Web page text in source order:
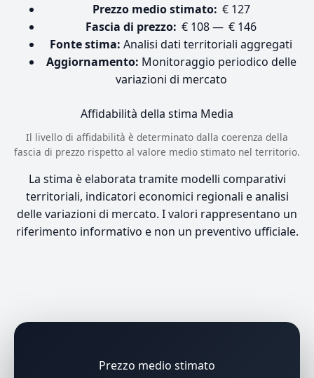
Prezzo medio stimato: € 127
Fascia di prezzo: € 108 — € 146
Fonte stima: Analisi dati territoriali aggregati
Aggiornamento: Monitoraggio periodico delle
variazioni di mercato
Affidabilità della stima Media
Il livello di affidabilità è determinato dalla coerenza della
fascia di prezzo rispetto al valore medio stimato nel territorio.
La stima è elaborata tramite modelli comparativi
territoriali, indicatori economici regionali e analisi
delle variazioni di mercato. I valori rappresentano un
riferimento informativo e non un preventivo ufficiale.
Prezzo medio stimato